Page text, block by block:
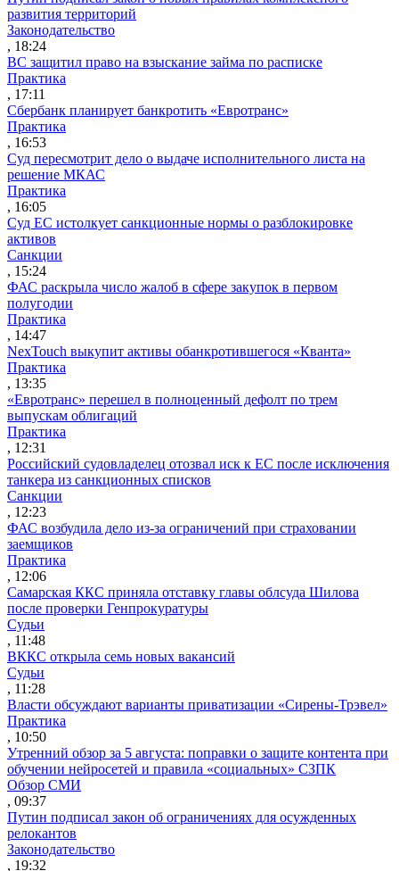
развития территорий
Законодательство
, 18:24
ВС защитил право на взыскание займа по расписке
Практика
, 17:11
Сбербанк планирует банкротить «Евротранс»
Практика
, 16:53
Суд пересмотрит дело о выдаче исполнительного листа на
решение МКАС
Практика
, 16:05
Суд ЕС истолкует санкционные нормы о разблокировке
активов
Санкции
, 15:24
ФАС раскрыла число жалоб в сфере закупок в первом
полугодии
Практика
, 14:47
NexTouch выкупит активы обанкротившегося «Кванта»
Практика
, 13:35
«Евротранс» перешел в полноценный дефолт по трем
выпускам облигаций
Практика
, 12:31
Российский судовладелец отозвал иск к ЕС после исключения
танкера из санкционных списков
Санкции
, 12:23
ФАС возбудила дело из-за ограничений при страховании
заемщиков
Практика
, 12:06
Самарская ККС приняла отставку главы облсуда Шилова
после проверки Генпрокуратуры
Судьи
, 11:48
ВККС открыла семь новых вакансий
Судьи
, 11:28
Власти обсуждают варианты приватизации «Сирены-Трэвел»
Практика
, 10:50
Утренний обзор за 5 августа: поправки о защите контента при
обучении нейросетей и правила «социальных» СЗПК
Обзор СМИ
, 09:37
Путин подписал закон об ограничениях для осужденных
релокантов
Законодательство
, 19:32